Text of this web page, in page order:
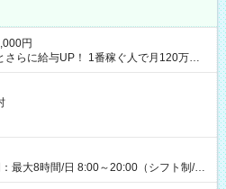
円
らに給与UP！ 1番稼ぐ人で月120万ほ
ジ＞ ■月収50万
住)※元建築関係 1日150個配達×25日勤務
最大8時間/日 8:00～20:00（シフト制/実
（場所次第では週4も有り） ※配達状況